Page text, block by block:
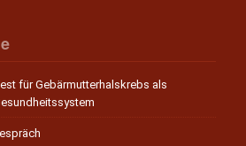
für Gebärmutterhalskrebs als